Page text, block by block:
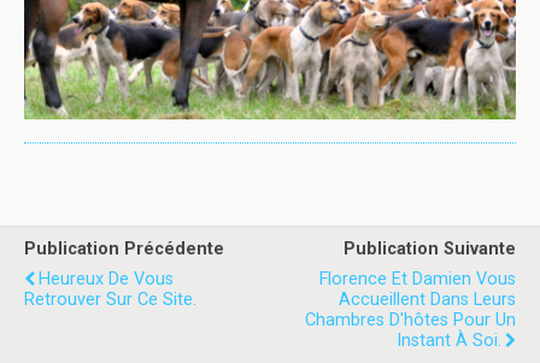
Publication Précédente
Heureux De Vous
Retrouver Sur Ce Site.
Publication Suivante
Florence Et Damien Vous
Accueillent Dans Leurs
Chambres D'hôtes Pour Un
Instant À Soi.